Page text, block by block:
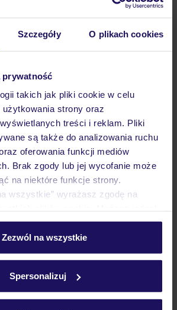
Szczegóły O plikach cookies
prywatność
takich jak pliki cookie w celu
strony oraz
treści i reklam. Pliki
są także do analizowania ruchu
oferowania funkcji mediów
Brak zgody lub jej wycofanie może
na niektóre funkcje strony.
wszystkie” wyrażasz zgodę na
wybór wchodząc w zakładkę
o plikach cookie znajdziesz
Zezwól na wszystkie
Spersonalizuj
pytania